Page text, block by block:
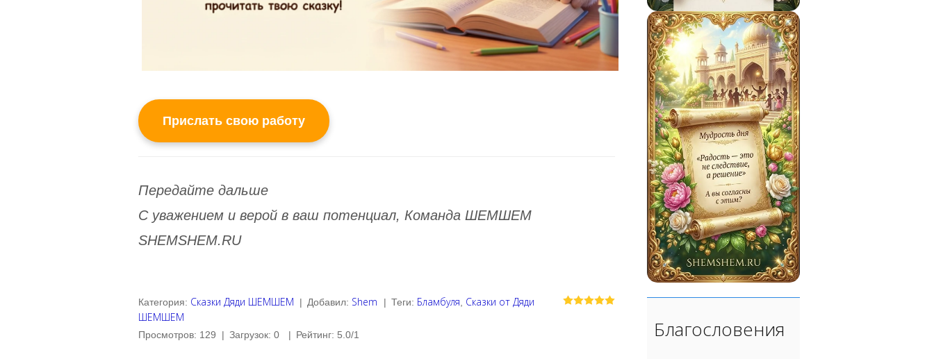
Прислать свою работу
Передайте дальше
С уважением и верой в ваш потенциал, Команда ШЕМШЕМ
SHEMSHEM.RU
Категория: Сказки Дяди ШЕМШЕМ | Добавил: Shem | Теги: Бламбуля Сказки от Дяди
ШЕМШЕМ
Просмотров: 129 | Загрузок: 0 | Рейтинг: 5.0/1 Благословения